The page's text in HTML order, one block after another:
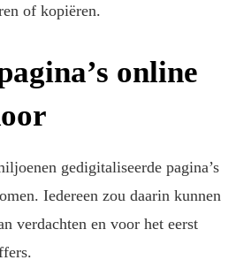
of kopiëren.
online
gedigitaliseerde pagina’s
Iedereen zou daarin kunnen
verdachten en voor het eerst